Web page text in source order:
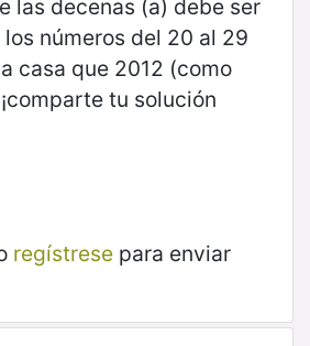
las decenas (a) debe ser
números del 20 al 29
casa que 2012 (como
tu solución
regístresepara enviar